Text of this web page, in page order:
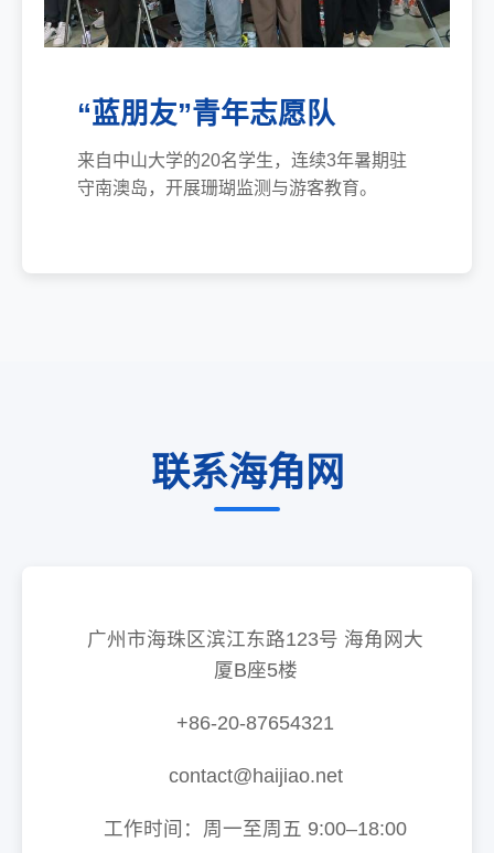
“蓝朋友”青年志愿队
来自中山大学的20名学生，连续3年暑期驻
守南澳岛，开展珊瑚监测与游客教育。
联系海角网
广州市海珠区滨江东路123号 海角网大
厦B座5楼
+86-20-87654321
contact@haijiao.net
工作时间：周一至周五 9:00–18:00